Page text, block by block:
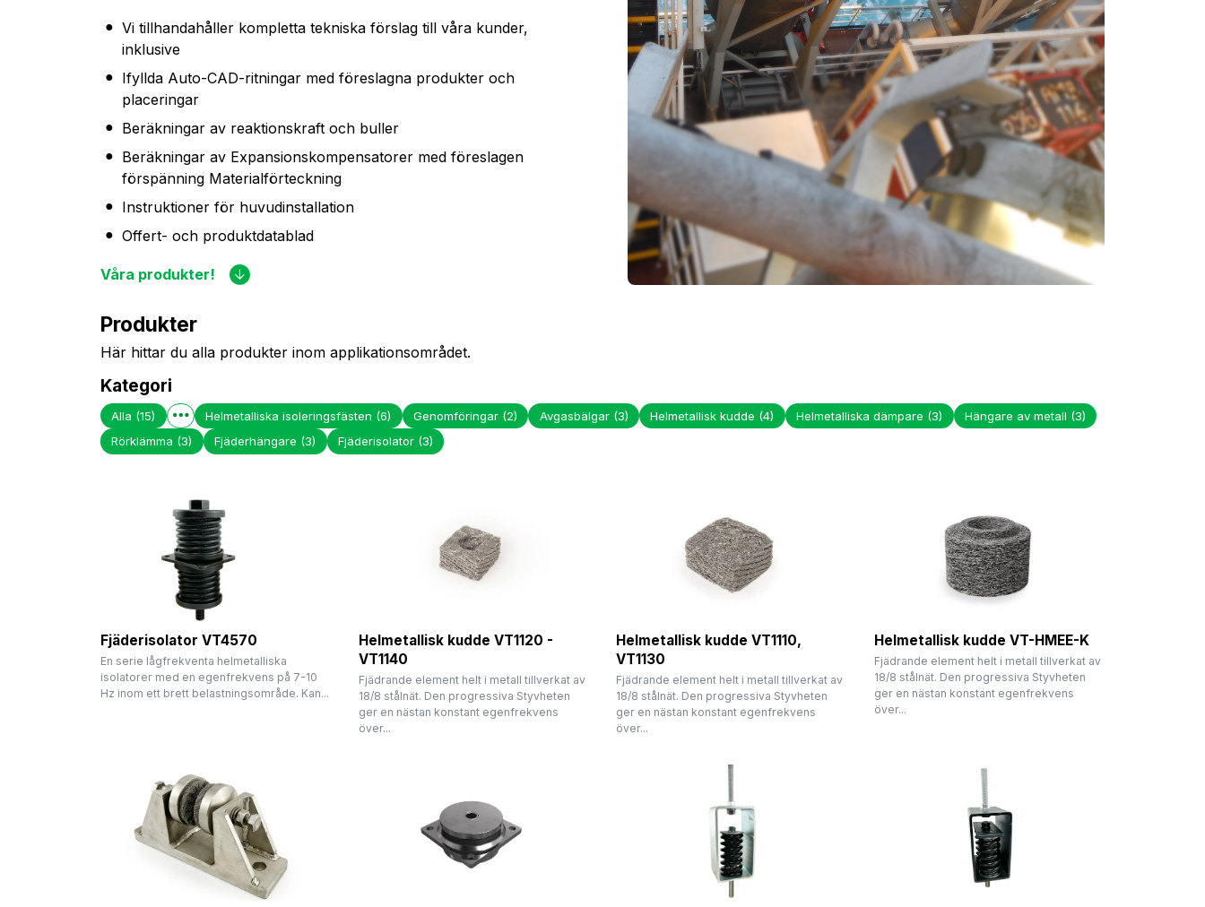
Vi tillhandahåller kompletta tekniska förslag till våra kunder,
inklusive
Ifyllda Auto-CAD-ritningar med föreslagna produkter och
placeringar
Beräkningar av reaktionskraft och buller
Beräkningar av Expansionskompensatorer med föreslagen
förspänning Materialförteckning
Instruktioner för huvudinstallation
Offert- och produktdatablad
Våra produkter!
Produkter
Här hittar du alla produkter inom applikationsområdet.
Kategori
Alla (15) Helmetalliska isoleringsfästen (6) Genomföringar (2) Avgasbälgar (3) Helmetallisk kudde (4) Helmetalliska dämpare (3) Hängare av metall (3)
Rörklämma (3) Fjäderhängare (3) Fjäderisolator (3)
Fjäderisolator VT4570
En serie lågfrekventa helmetalliska
isolatorer med en egenfrekvens på 7-10
Hz inom ett brett belastningsområde. Kan...
Helmetallisk kudde VT1120 -
VT1140
Fjädrande element helt i metall tillverkat av
18/8 stålnät. Den progressiva Styvheten
ger en nästan konstant egenfrekvens
över...
Helmetallisk kudde VT1110,
VT1130
Fjädrande element helt i metall tillverkat av
18/8 stålnät. Den progressiva Styvheten
ger en nästan konstant egenfrekvens
över...
Helmetallisk kudde VT-HMEE-K
Fjädrande element helt i metall tillverkat av
18/8 stålnät. Den progressiva Styvheten
ger en nästan konstant egenfrekvens
över...